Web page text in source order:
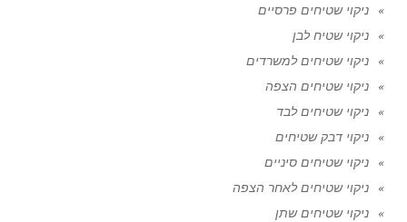
ניקוי שטיחים פרסיים
ניקוי שטיח לבן
ניקוי שטיחים למשרדים
ניקוי שטיחים הצפה
ניקוי שטיחים לבד
ניקוי דבק שטיחים
ניקוי שטיחים סיניים
ניקוי שטיחים לאחר הצפה
ניקוי שטיחים שתן